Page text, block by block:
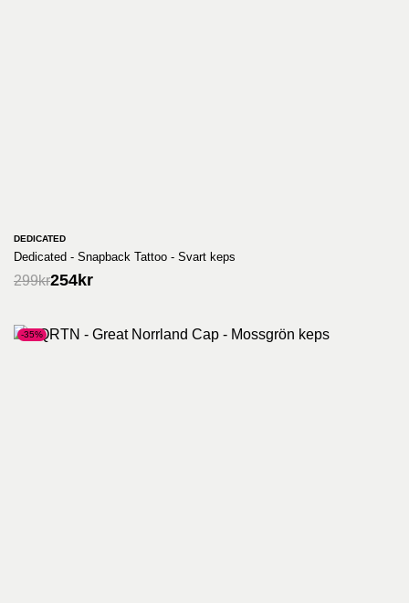
DEDICATED
Dedicated - Snapback Tattoo - Svart keps
299kr254kr
-35%